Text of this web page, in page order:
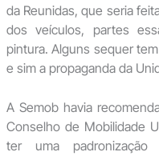
da Reunidas, que seria
dos veículos, partes
pintura. Alguns sequer
e sim a propaganda da
A Semob havia
Conselho de Mobilidade
ter uma